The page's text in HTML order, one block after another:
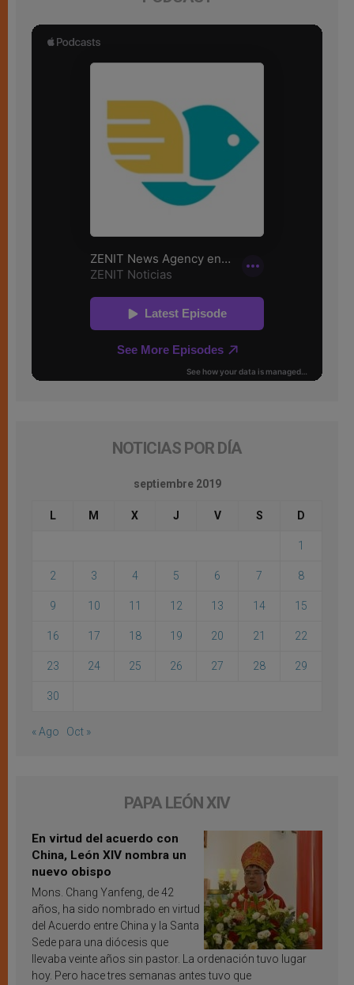
NOTICIAS POR DÍA
septiembre 2019
L M X J V S D
1
2 3 4 5 6 7 8
9 10 11 12 13 14 15
16 17 18 19 20 21 22
23 24 25 26 27 28 29
30
« Ago Oct »
PAPA LEÓN XIV
En virtud del acuerdo con
China, León XIV nombra un
nuevo obispo
Mons. Chang Yanfeng, de 42
años, ha sido nombrado en virtud
del Acuerdo entre China y la Santa
Sede para una diócesis que
llevaba veinte años sin pastor. La ordenación tuvo lugar
hoy. Pero hace tres semanas antes tuvo que